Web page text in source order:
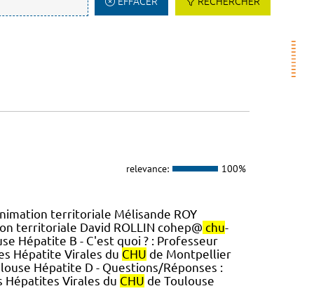
relevance: 100%
territoriale Mélisande ROY
territoriale David ROLLIN cohep@ chu-
Hépatite B - C'est quoi ? : Professeur
Hépatite Virales du CHU de Montpellier
Hépatite D - Questions/Réponses :
Hépatites Virales du CHU de Toulouse